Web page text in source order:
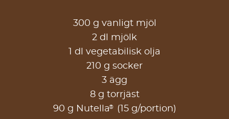
300 g vanligt mjöl
2 dl mjölk
1 dl vegetabilisk olja
210 g socker
3 ägg
8 g torrjäst
90 g Nutella® (15 g/portion)